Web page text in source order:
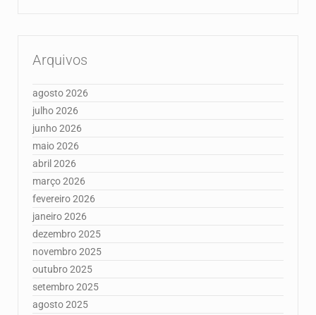
Arquivos
agosto 2026
julho 2026
junho 2026
maio 2026
abril 2026
março 2026
fevereiro 2026
janeiro 2026
dezembro 2025
novembro 2025
outubro 2025
setembro 2025
agosto 2025